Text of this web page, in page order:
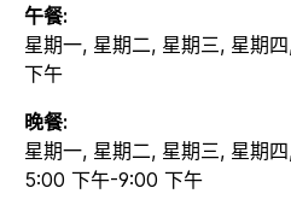
午餐:
星期一, 星期二, 星期三, 星期
下午
晚餐:
星期一, 星期二, 星期三, 星期
5:00 下午-9:00 下午